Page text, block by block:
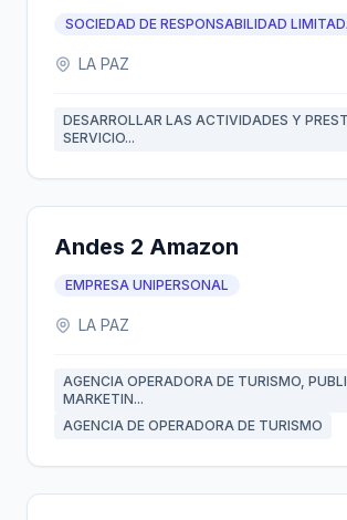
SOCIEDAD DE RESPONSABILIDAD
LA PAZ
DESARROLLAR LAS ACTIVIDADES Y
SERVICIO...
Andes 2 Amazon
EMPRESA UNIPERSONAL
LA PAZ
AGENCIA OPERADORA DE TURISMO,
MARKETIN...
AGENCIA DE OPERADORA DE TURISMO